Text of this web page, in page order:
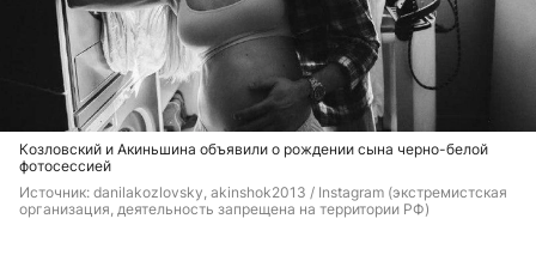
Козловский и Акиньшина объявили о рождении сына черно-белой
фотосессией
Источник: danilakozlovsky, akinshok2013 / Instagram (экстремистская
организация, деятельность запрещена на территории РФ)